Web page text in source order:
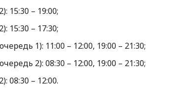
15:30 – 19:00;
15:30 – 17:30;
1): 11:00 – 12:00, 19:00 – 21:30;
2): 08:30 – 12:00, 19:00 – 21:30;
08:30 – 12:00.